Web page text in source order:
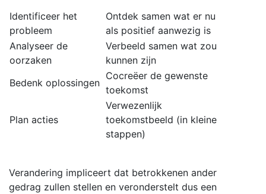
Identificeer het
probleem
Ontdek samen wat er nu
als positief aanwezig is
Analyseer de
oorzaken
Verbeeld samen wat zou
kunnen zijn
Bedenk oplossingen
Cocreëer de gewenste
toekomst
Plan acties
Verwezenlijk
toekomstbeeld (in kleine
stappen)
Verandering impliceert dat betrokkenen ander
gedrag zullen stellen en veronderstelt dus een